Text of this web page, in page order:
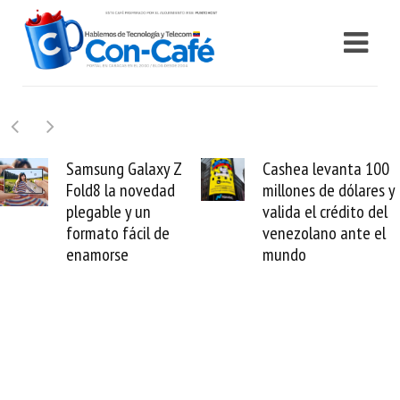
Cashea levanta 100
millones de dólares y
valida el crédito del
venezolano ante el
mundo
El buque Wave
Sentinel arranca la
reparación del
cable de Cirion